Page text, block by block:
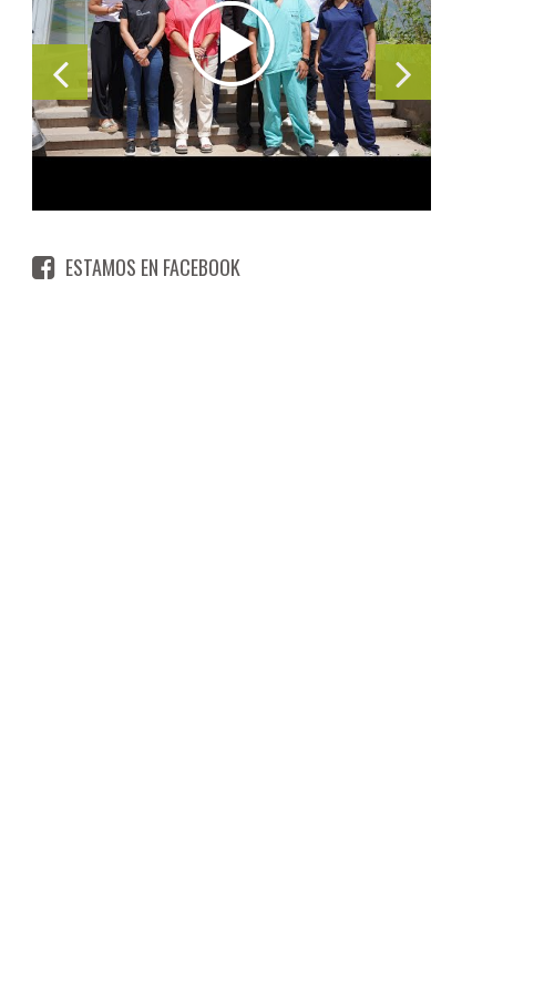
ESTAMOS EN FACEBOOK